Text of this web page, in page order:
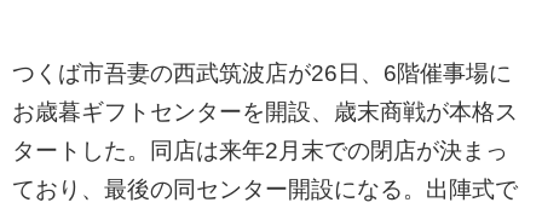
つくば市吾妻の西武筑波店が26日、6階催事場に
お歳暮ギフトセンターを開設、歳末商戦が本格ス
タートした。同店は来年2月末での閉店が決まっ
ており、最後の同センター開設になる。出陣式で